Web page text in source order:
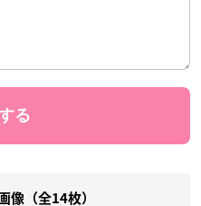
像（全14枚）